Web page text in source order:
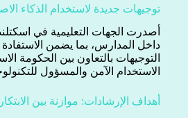
توجيهات جديدة لاستخدام الذكاء
أصدرت الجهات التعليمية في
داخل المدارس، بما يضمن
الاستخدام الآمن والمسؤول
أهداف الإرشادات: موازنة بين